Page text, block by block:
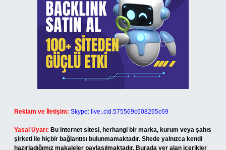
Reklam ve İletişim: Skype: live:.cid.575569c608265c69
Yasal Uyarı: Bu internet sitesi, herhangi bir marka, kurum veya şahıs
şirketi ile hiçbir bağlantısı bulunmamaktadır. Sitede yalnızca kendi
hazırladığımız makaleler paylaşılmaktadır. Burada yer alan içerikler